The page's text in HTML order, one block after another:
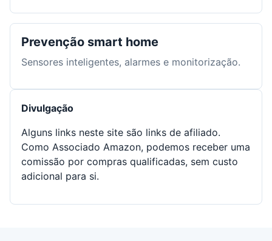
Prevenção smart home
Sensores inteligentes, alarmes e monitorização.
Divulgação
Alguns links neste site são links de afiliado.
Como Associado Amazon, podemos receber uma
comissão por compras qualificadas, sem custo
adicional para si.